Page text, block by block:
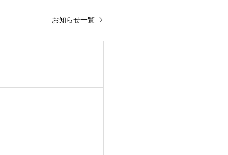
お知らせ一覧